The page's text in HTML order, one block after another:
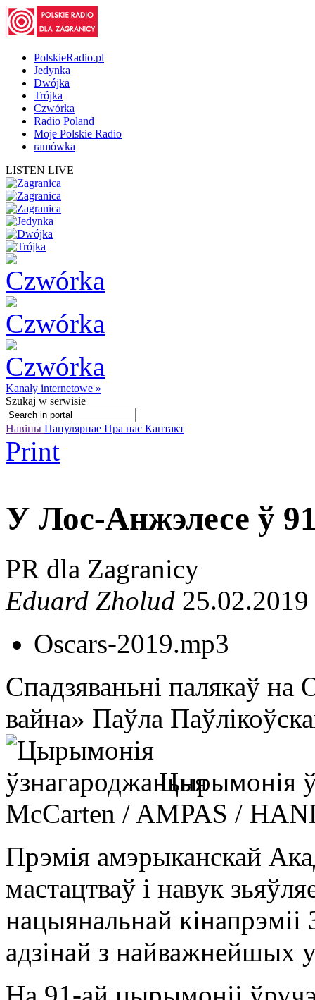
PolskieRadio.pl
Jedynka
Dwójka
Trójka
Czwórka
Radio Poland
Moje Polskie Radio
ramówka
LISTEN LIVE
Kanały internetowe »
Szukaj w serwisie
Навіны Папулярнае Пра нас Кантакт
Print
У Лос-Анжэлесе ў
PR dla Zagranicy
Eduard Zholud
Oscars-2019.mp3
Спадзяваньні палякаў
вайна» Паўла
Цырымонія
McCarten / AMPAS /
Прэмія амэрыканскай
мастацтваў і навук
нацыянальнай
адзінай з найважнейшых